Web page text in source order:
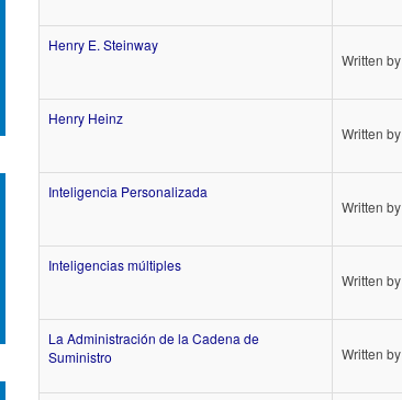
Henry E. Steinway
Written by
Henry Heinz
Written by
Inteligencia Personalizada
Written by
Inteligencias múltiples
Written by
La Administración de la Cadena de
Suministro
Written by